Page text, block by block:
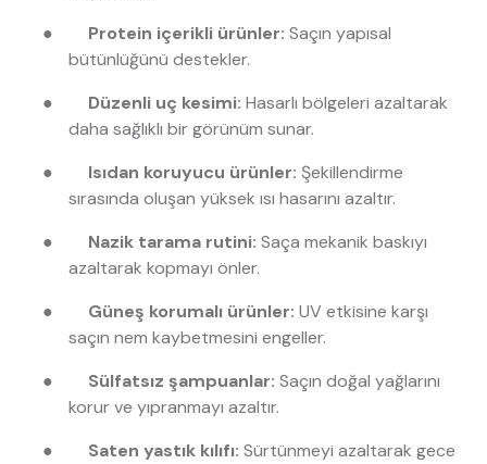
●
Protein içerikli ürünler: Saçın yapısal
bütünlüğünü destekler.
●
Düzenli uç kesimi: Hasarlı bölgeleri azaltarak
daha sağlıklı bir görünüm sunar.
●
Isıdan koruyucu ürünler: Şekillendirme
sırasında oluşan yüksek ısı hasarını azaltır.
●
Nazik tarama rutini: Saça mekanik baskıyı
azaltarak kopmayı önler.
●
Güneş korumalı ürünler: UV etkisine karşı
saçın nem kaybetmesini engeller.
●
Sülfatsız şampuanlar: Saçın doğal yağlarını
korur ve yıpranmayı azaltır.
●
Saten yastık kılıfı: Sürtünmeyi azaltarak gece